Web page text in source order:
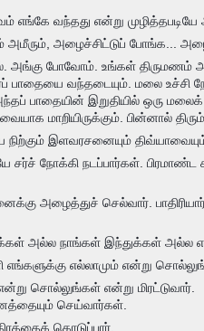
எங்கே வந்தது என்று முழித்தபடியே
அழைச்சிட்டுப் போங்க...
அங்கு போவோம். உங்கள்
பாதையை வந்தடையும். மலை உச்சி
பாதையின் இறுதியில் ஒரு
மாறியிருக்கும். பின்னால்
நிற்கும் இளவரசனையும்
சர்ச் நோக்கி நடப்பார்கள்.
அழைத்துச் செல்வார்.
அல்ல நாங்கள் இந்துக்கள் அல்ல
எங்களுக்கு எல்லாமும் என்று
சொல்லுங்கள் என்று மிரட்டுவார்.
செய்வார்கள்.
கொடுப்பார்.